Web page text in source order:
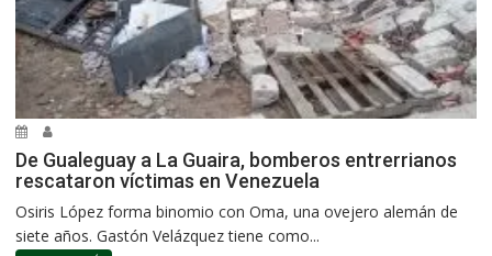
De Gualeguay a La Guaira, bomberos entrerrianos
rescataron víctimas en Venezuela
Osiris López forma binomio con Oma, una ovejero alemán de
siete años. Gastón Velázquez tiene como...